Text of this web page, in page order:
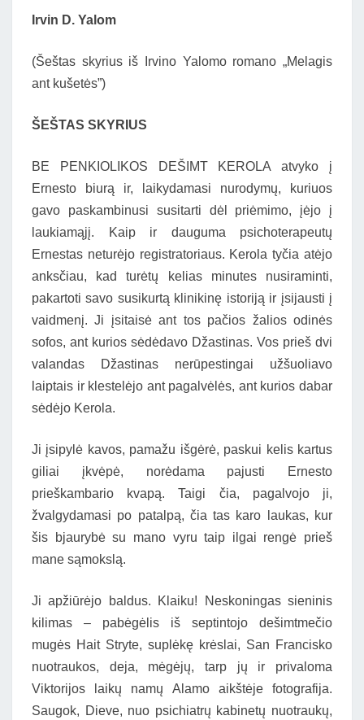
Irvin D. Yalom
(Šeštas skyrius iš Irvino Yalomo romano „Melagis
ant kušetės”)
ŠEŠTAS SKYRIUS
BE PENKIOLIKOS DEŠIMT KEROLA atvyko į
Ernesto biurą ir, laikydamasi nurodymų, kuriuos
gavo paskambinusi susitarti dėl priėmimo, įėjo į
laukiamąjį. Kaip ir dauguma psichoterapeutų
Ernestas neturėjo registratoriaus. Kerola tyčia atėjo
anksčiau, kad turėtų kelias minutes nusiraminti,
pakartoti savo susikurtą klinikinę istoriją ir įsijausti į
vaidmenį. Ji įsitaisė ant tos pačios žalios odinės
sofos, ant kurios sėdėdavo Džastinas. Vos prieš dvi
valandas Džastinas nerūpestingai užšuoliavo
laiptais ir klestelėjo ant pagalvėlės, ant kurios dabar
sėdėjo Kerola.
Ji įsipylė kavos, pamažu išgėrė, paskui kelis kartus
giliai įkvėpė, norėdama pajusti Ernesto
prieškambario kvapą. Taigi čia, pagalvojo ji,
žvalgydamasi po patalpą, čia tas karo laukas, kur
šis bjaurybė su mano vyru taip ilgai rengė prieš
mane sąmokslą.
Ji apžiūrėjo baldus. Klaiku! Neskoningas sieninis
kilimas – pabėgėlis iš septintojo dešimtmečio
mugės Hait Stryte, suplėkę krėslai, San Francisko
nuotraukos, deja, mėgėjų, tarp jų ir privaloma
Viktorijos laikų namų Alamo aikštėje fotografija.
Saugok, Dieve, nuo psichiatrų kabinetų nuotraukų,